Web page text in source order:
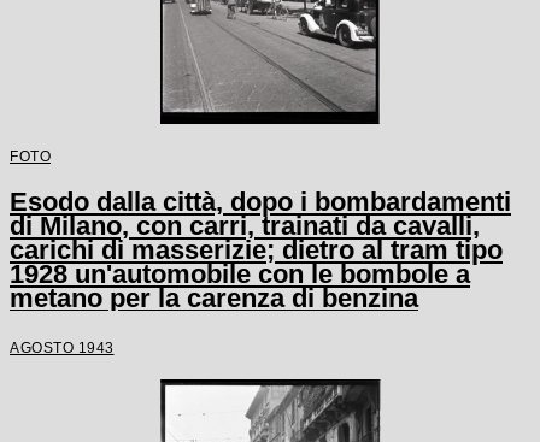
FOTO
Esodo dalla città, dopo i bombardamenti
di Milano, con carri, trainati da cavalli,
carichi di masserizie; dietro al tram tipo
1928 un'automobile con le bombole a
metano per la carenza di benzina
AGOSTO 1943